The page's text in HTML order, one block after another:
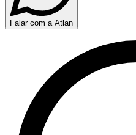
Falar com a Atlan